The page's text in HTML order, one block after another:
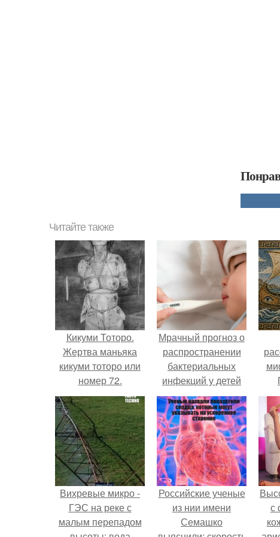
Читайте также
Кикуми Тоторо.
Жертва маньяка
кикуми тоторо или
номер 72.
Мрачный прогноз о
распространении
бактериальных
инфекций у детей
вышел.
Вихревые микро -
ГЭС на реке с
малым перепадом
Российские ученые
из нии имени
Семашко
с